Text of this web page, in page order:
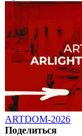
ARTDOM-2026
Поделиться